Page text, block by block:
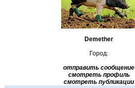
Demether
Город:
отправить сообщение
смотреть профиль
смотреть публикации